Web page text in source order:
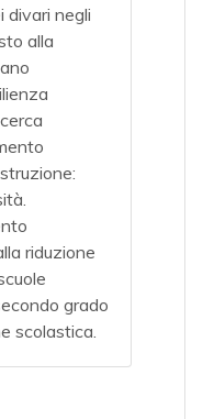
divari negli
alla
riduzione
grado
scolastica.